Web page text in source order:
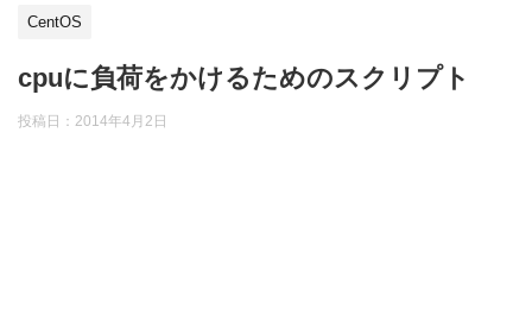
CentOS
cpuに負荷をかけるためのスクリプト
投稿日： 2014年4月2日